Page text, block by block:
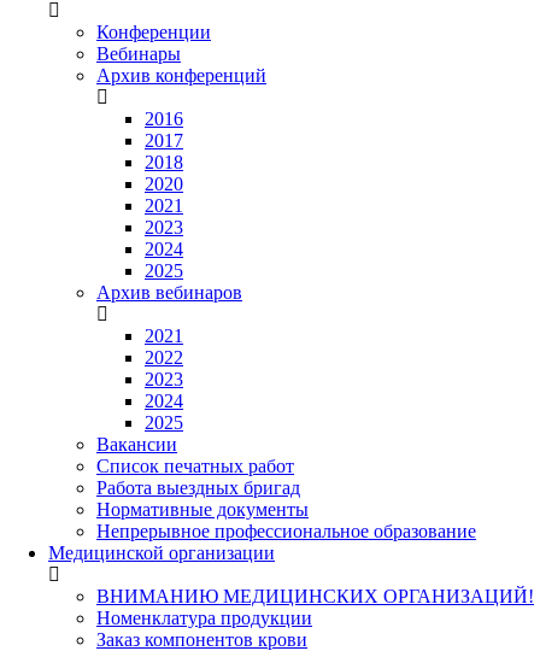
Конференции
Вебинары
Архив конференций
2016
2017
2018
2020
2021
2023
2024
2025
Архив вебинаров
2021
2022
2023
2024
2025
Вакансии
Список печатных работ
Работа выездных бригад
Нормативные документы
Непрерывное профессиональное образование
Медицинской организации
ВНИМАНИЮ МЕДИЦИНСКИХ ОРГАНИЗАЦИЙ!
Номенклатура продукции
Заказ компонентов крови